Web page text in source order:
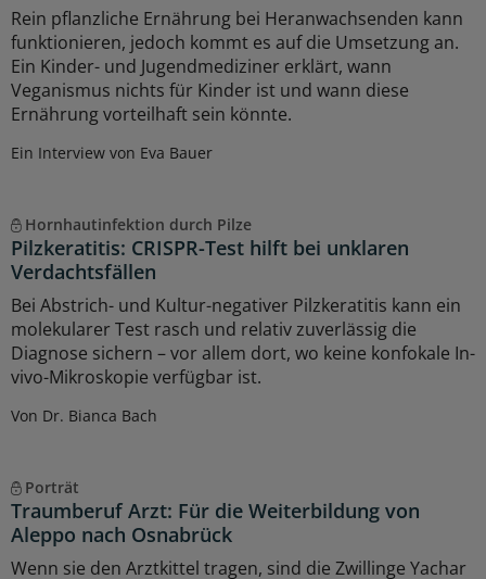
Rein pflanzliche Ernährung bei Heranwachsenden kann
funktionieren, jedoch kommt es auf die Umsetzung an.
Ein Kinder- und Jugendmediziner erklärt, wann
Veganismus nichts für Kinder ist und wann diese
Ernährung vorteilhaft sein könnte.
Ein Interview von Eva Bauer
Hornhautinfektion durch Pilze
Pilzkeratitis: CRISPR-Test hilft bei unklaren
Verdachtsfällen
Bei Abstrich- und Kultur-negativer Pilzkeratitis kann ein
molekularer Test rasch und relativ zuverlässig die
Diagnose sichern – vor allem dort, wo keine konfokale In-
vivo-Mikroskopie verfügbar ist.
Von Dr. Bianca Bach
Porträt
Traumberuf Arzt: Für die Weiterbildung von
Aleppo nach Osnabrück
Wenn sie den Arztkittel tragen, sind die Zwillinge Yachar